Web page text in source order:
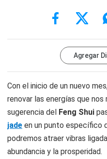
Agregar
Con el inicio de un nuevo
renovar las energías que
sugerencia del Feng Shui
jade en un punto específico
podremos atraer vibras
abundancia y la prosperidad.